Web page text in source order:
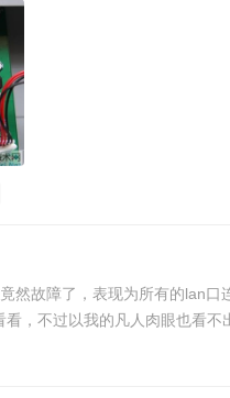
然故障了，表现为所有的lan
，不过以我的凡人肉眼也看